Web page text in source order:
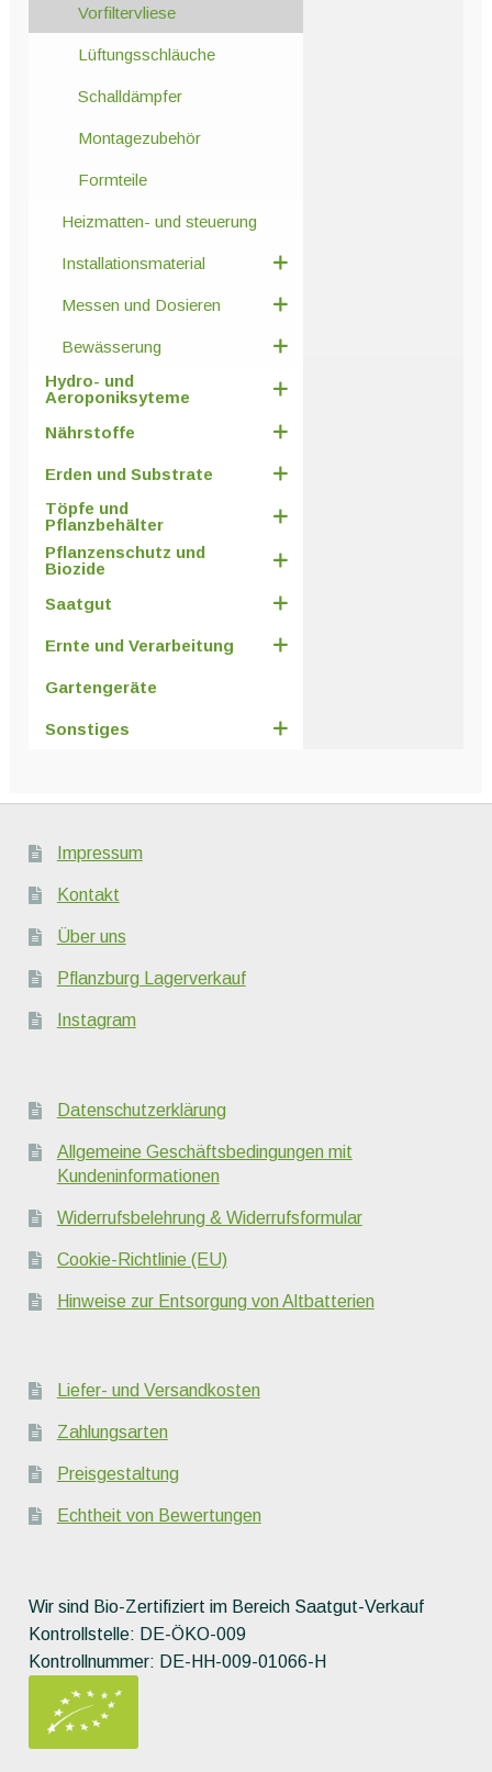
Vorfiltervliese
Lüftungsschläuche
Schalldämpfer
Montagezubehör
Formteile
Heizmatten- und steuerung
Installationsmaterial
Messen und Dosieren
Bewässerung
Hydro- und
Aeroponiksyteme
Nährstoffe
Erden und Substrate
Töpfe und
Pflanzbehälter
Pflanzenschutz und
Biozide
Saatgut
Ernte und Verarbeitung
Gartengeräte
Sonstiges
Impressum
Kontakt
Über uns
Pflanzburg Lagerverkauf
Instagram
Datenschutzerklärung
Allgemeine Geschäftsbedingungen mit
Kundeninformationen
Widerrufsbelehrung & Widerrufsformular
Cookie-Richtlinie (EU)
Hinweise zur Entsorgung von Altbatterien
Liefer- und Versandkosten
Zahlungsarten
Preisgestaltung
Echtheit von Bewertungen
Wir sind Bio-Zertifiziert im Bereich Saatgut-Verkauf
Kontrollstelle: DE-ÖKO-009
Kontrollnummer: DE-HH-009-01066-H